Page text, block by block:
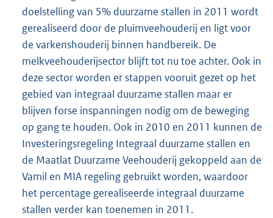
doelstelling van 5% duurzame stallen in 2011 wordt
gerealiseerd door de pluimveehouderij en ligt voor
de varkenshouderij binnen handbereik. De
melkveehouderijsector blijft tot nu toe achter. Ook in
deze sector worden er stappen vooruit gezet op het
gebied van integraal duurzame stallen maar er
blijven forse inspanningen nodig om de beweging
op gang te houden. Ook in 2010 en 2011 kunnen de
Investeringsregeling Integraal duurzame stallen en
de Maatlat Duurzame Veehouderij gekoppeld aan de
Vamil en MIA regeling gebruikt worden, waardoor
het percentage gerealiseerde integraal duurzame
stallen verder kan toenemen in 2011.